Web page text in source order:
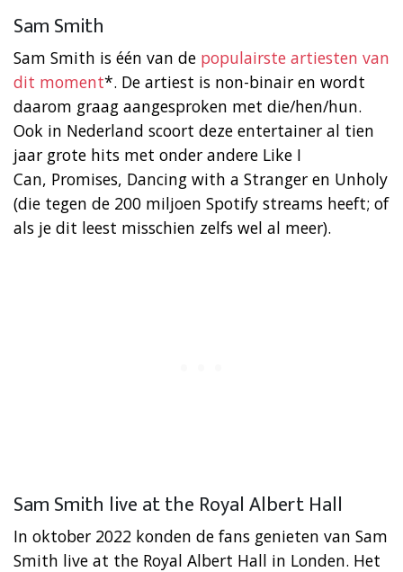
Sam Smith
Sam Smith is één van de populairste artiesten van
dit moment*. De artiest is non-binair en wordt
daarom graag aangesproken met die/hen/hun.
Ook in Nederland scoort deze entertainer al tien
jaar grote hits met onder andere Like I
Can, Promises, Dancing with a Stranger en Unholy
(die tegen de 200 miljoen Spotify streams heeft; of
als je dit leest misschien zelfs wel al meer).
Sam Smith live at the Royal Albert Hall
In oktober 2022 konden de fans genieten van Sam
Smith live at the Royal Albert Hall in Londen. Het